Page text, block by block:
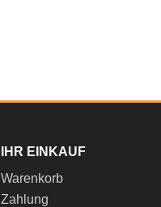
IHR EINKAUF
Warenkorb
Zahlung